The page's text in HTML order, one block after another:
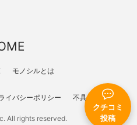
クチコミ
投稿
モノシルとは
イバシーポリシー 不具合報告
All rights reserved.